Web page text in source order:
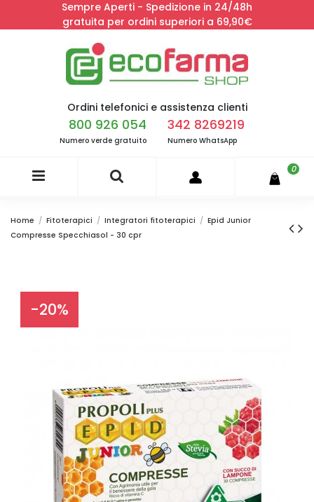
Sempre Aperti - Spedizione in 24/48h
gratuita per ordini superiori a 69,90€
Ordini telefonici e assistenza clienti
800 926 054
Numero verde gratuito
342 8269219
Numero WhatsApp
0
Home Fitoterapici Integratori fitoterapici
Epid Junior
Compresse Specchiasol - 30 cpr
-20%